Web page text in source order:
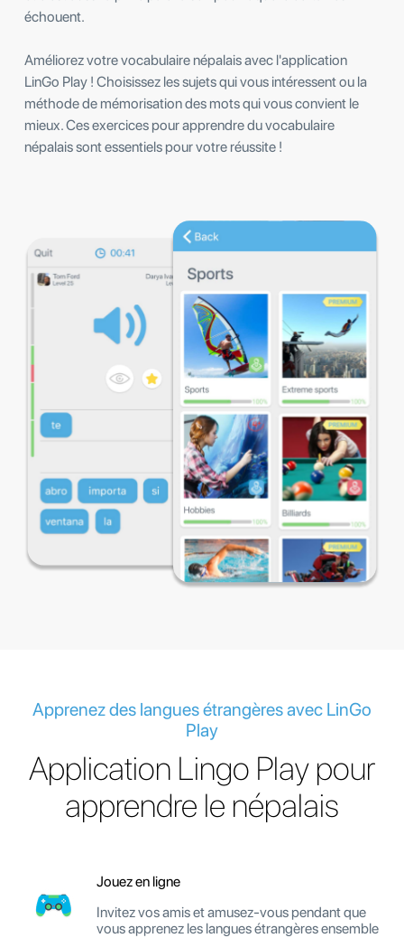
échouent.
Améliorez votre vocabulaire népalais avec l'application
LinGo Play ! Choisissez les sujets qui vous intéressent ou la
méthode de mémorisation des mots qui vous convient le
mieux. Ces exercices pour apprendre du vocabulaire
népalais sont essentiels pour votre réussite !
Apprenez des langues étrangères avec LinGo
Play
Application Lingo Play pour
apprendre le népalais
Jouez en ligne
Invitez vos amis et amusez-vous pendant que
vous apprenez les langues étrangères ensemble